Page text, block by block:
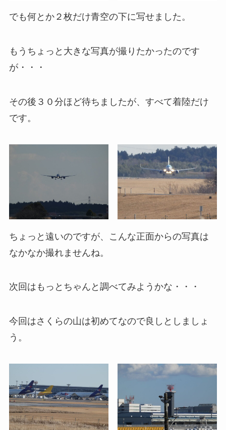
でも何とか２枚だけ青空の下に写せました。
もうちょっと大きな写真が撮りたかったのです
が・・・
その後３０分ほど待ちましたが、すべて着陸だけ
です。
ちょっと遠いのですが、こんな正面からの写真は
なかなか撮れませんね。
次回はもっとちゃんと調べてみようかな・・・
今回はさくらの山は初めてなので良しとしましょ
う。